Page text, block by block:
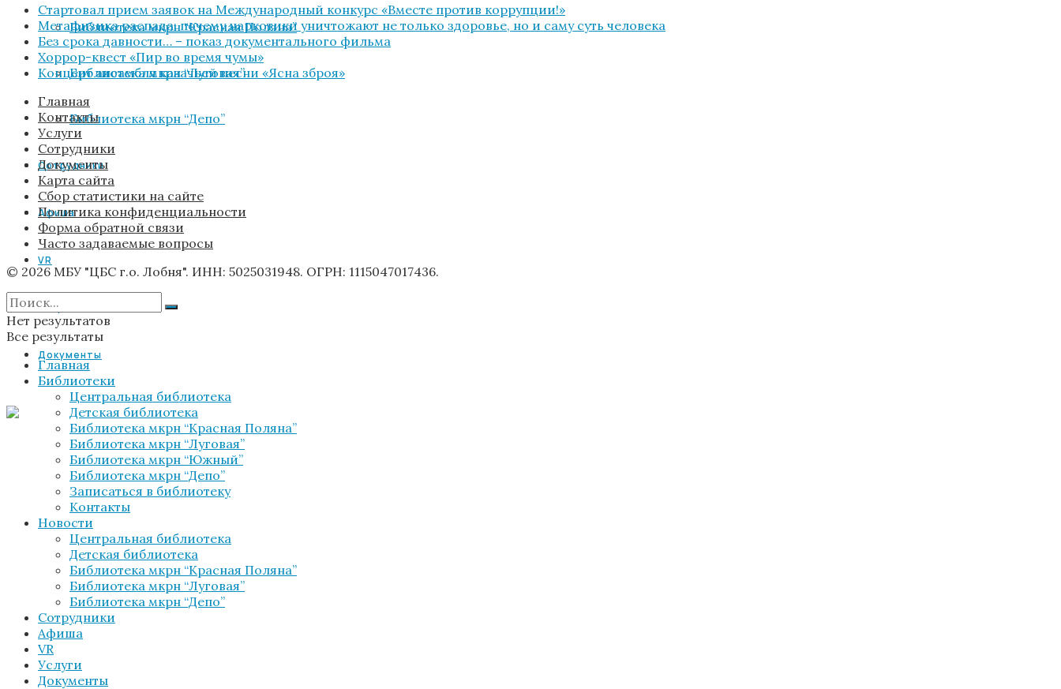
Библиотека мкрн “Красная Поляна”
Библиотека мкрн “Луговая”
Библиотека мкрн “Депо”
Сотрудники
Афиша
VR
Услуги
Документы
Стартовал прием заявок на Международный конкурс «Вместе против коррупции!»
Метафизика распада: почему наркотики уничтожают не только здоровье, но и саму суть человека
Без срока давности… – показ документального фильма
Хоррор-квест «Пир во время чумы»
Концерт ансамбля казачьей песни «Ясна зброя»
Главная
Контакты
Услуги
Сотрудники
Документы
Карта сайта
Сбор статистики на сайте
Политика конфиденциальности
Форма обратной связи
Часто задаваемые вопросы
© 2026 МБУ "ЦБС г.о. Лобня". ИНН: 5025031948. ОГРН: 1115047017436.
Нет результатов
Все результаты
Главная
Библиотеки
Центральная библиотека
Детская библиотека
Библиотека мкрн “Красная Поляна”
Библиотека мкрн “Луговая”
Библиотека мкрн “Южный”
Библиотека мкрн “Депо”
Записаться в библиотеку
Контакты
Новости
Центральная библиотека
Детская библиотека
Библиотека мкрн “Красная Поляна”
Библиотека мкрн “Луговая”
Библиотека мкрн “Депо”
Сотрудники
Афиша
VR
Услуги
Документы